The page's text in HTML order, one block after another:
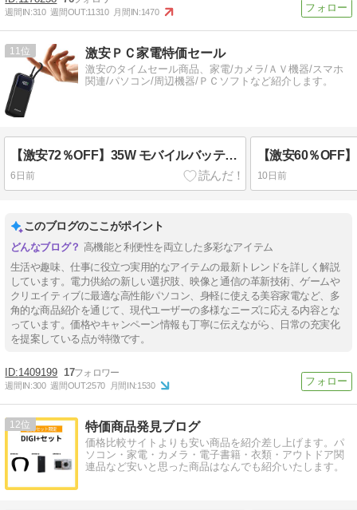
週間IN:310 週間OUT:11310 月間IN:1470
11 激安ＰＣ家電特価セール
激安のタイムセール商品、家電/カメラ/ＡＶ機器/スマホ
関連/パソコン/周辺機器/ＰＣソフトなど紹介します。
【激安72％OFF】35W モバイルバッテリー 10,000mAh ケーブル内蔵 タイプC 実質999円(税込)
6日前 10日前
このブログのここがポイント
高機能と利便性を両立した多彩なアイテム
生活や趣味、仕事に役立つ実用的なアイテムの最新トレンドを詳しく解説
しています。電力供給の新しい選択肢、映像と通信の革新技術、ゲームや
クリエイティブに最適な高性能パソコン、身軽に使える美容家電など、多
角的な商品紹介を通じて、現代ユーザーの多様なニーズに応える内容とな
っています。価格やキャンペーン情報も丁寧に伝えながら、日常の充実化
を提案している点が特徴です。
1409199 17
週間IN:300 週間OUT:2570 月間IN:1530
12 特価商品発見ブログ
価格比較サイトよりも安い商品を紹介差し上げます。パ
ソコン・家電・カメラ・電子書籍・衣類・アウトドア関
連品など安いと思った商品はなんでも紹介いたします。